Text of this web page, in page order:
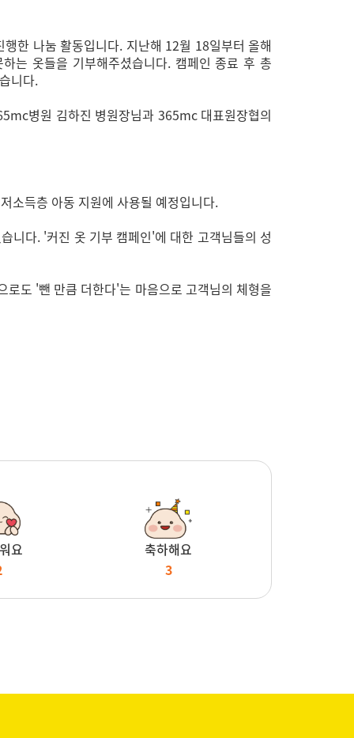
한 나눔 활동입니다. 지난해 12월 18일부터 올해
는 옷들을 기부해주셨습니다. 캠페인 종료 후 총
니다.
병원 김하진 병원장님과 365mc 대표원장협의
소득층 아동 지원에 사용될 예정입니다.
니다. '커진 옷 기부 캠페인'에 대한 고객님들의 성
도 '뺀 만큼 더한다'는 마음으로 고객님의 체형을
요
축하해요
3